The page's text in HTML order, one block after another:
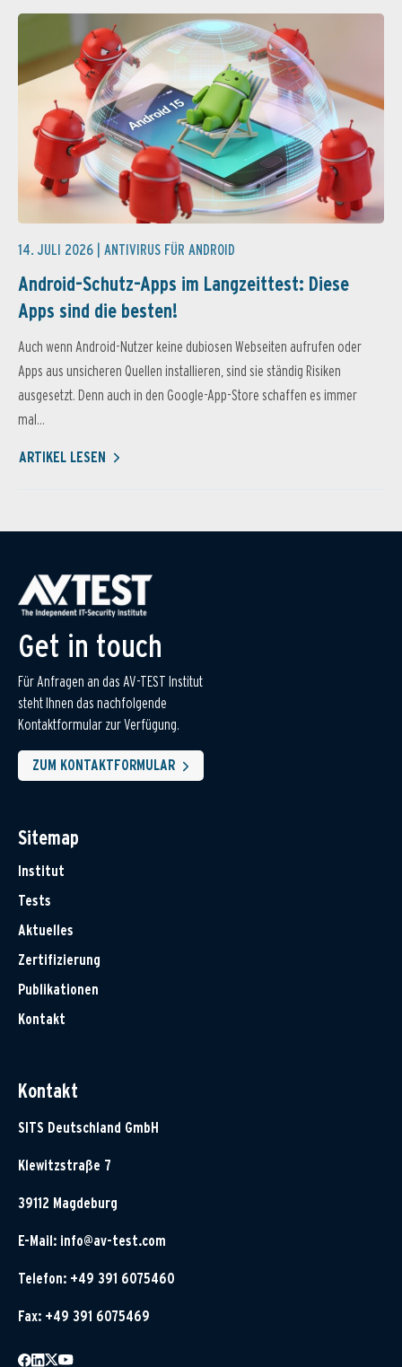
14. JULI 2026 | ANTIVIRUS FÜR ANDROID
Android-Schutz-Apps im Langzeittest: Diese
Apps sind die besten!
Auch wenn Android-Nutzer keine dubiosen Webseiten aufrufen oder
Apps aus unsicheren Quellen installieren, sind sie ständig Risiken
ausgesetzt. Denn auch in den Google-App-Store schaffen es immer
mal...
ARTIKEL LESEN
Get in touch
Für Anfragen an das AV-TEST Institut
steht Ihnen das nachfolgende
Kontaktformular zur Verfügung.
ZUM KONTAKTFORMULAR
Sitemap
Institut
Tests
Aktuelles
Zertifizierung
Publikationen
Kontakt
Kontakt
SITS Deutschland GmbH
Klewitzstraße 7
39112 Magdeburg
E-Mail: info@av-test.com
Telefon: +49 391 6075460
Fax: +49 391 6075469